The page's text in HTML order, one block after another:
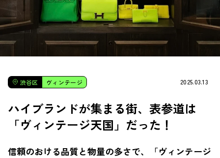
渋谷区 ヴィンテージ 2025.03.13
ハイブランドが集まる街、表参道は
「ヴィンテージ天国」だった！
信頼のおける品質と物量の多さで、「ヴィンテージ